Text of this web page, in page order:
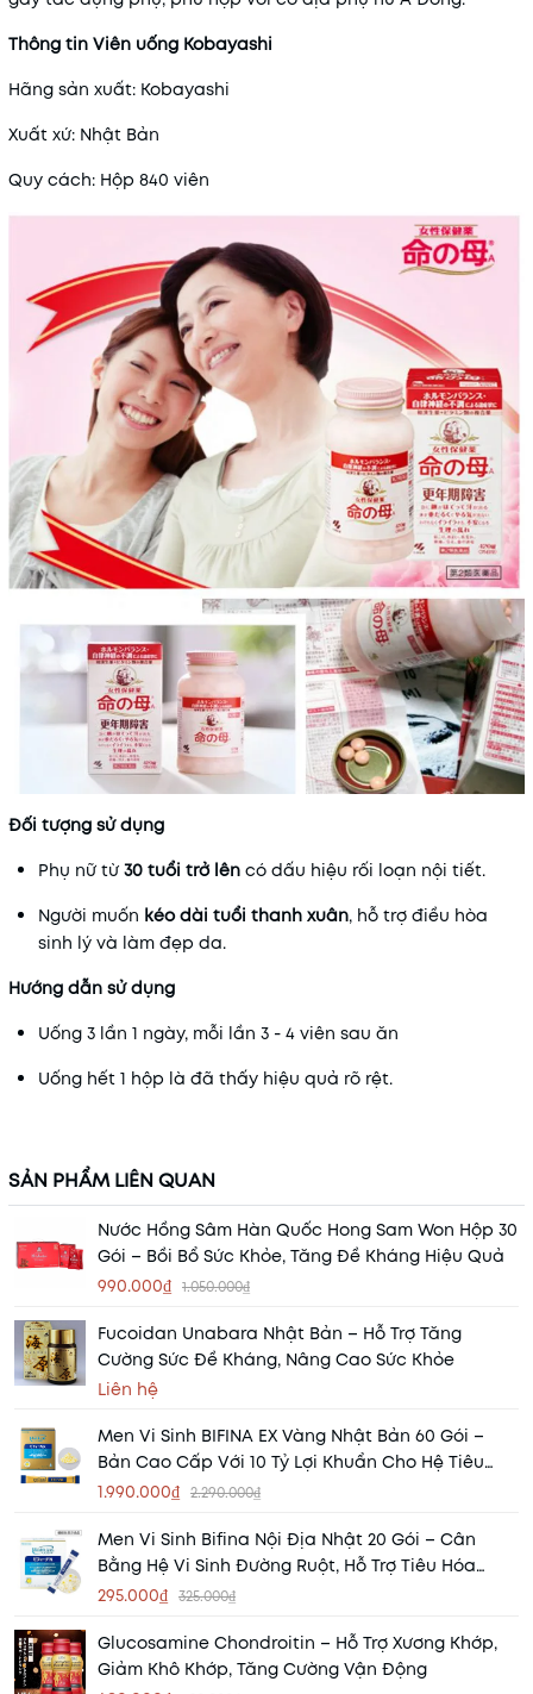
Thông tin Viên uống Kobayashi
Hãng sản xuất: Kobayashi
Xuất xứ: Nhật Bản
Quy cách: Hộp 840 viên
Đối tượng sử dụng
Phụ nữ từ30 tuổi trở lên có dấu hiệu rối loạn nội tiết.
Người muốn kéo dài tuổi thanh xuân, hỗ trợ điều hòa
sinh lý và làm đẹp da.
Hướng dẫn sử dụng
Uống 3 lần 1 ngày, mỗi lần 3 - 4 viên sau ăn
Uống hết 1 hộp là đã thấy hiệu quả rõ rệt.
SẢN PHẨM LIÊN QUAN
Nước Hồng Sâm Hàn Quốc Hong Sam Won Hộp 30
Gói – Bồi Bổ Sức Khỏe, Tăng Đề Kháng Hiệu Quả
990.000₫ 1.050.000₫
Fucoidan Unabara Nhật Bản – Hỗ Trợ Tăng
Cường Sức Đề Kháng, Nâng Cao Sức Khỏe
Liên hệ
Men Vi Sinh BIFINA EX Vàng Nhật Bản 60 Gói –
Bản Cao Cấp Với 10 Tỷ Lợi Khuẩn Cho Hệ Tiêu
Hóa Khỏe Mạnh
1.990.000₫ 2.290.000₫
Men Vi Sinh Bifina Nội Địa Nhật 20 Gói – Cân
Bằng Hệ Vi Sinh Đường Ruột, Hỗ Trợ Tiêu Hóa
Khỏe Mạnh
295.000₫ 325.000₫
Glucosamine Chondroitin – Hỗ Trợ Xương Khớp,
Giảm Khô Khớp, Tăng Cường Vận Động